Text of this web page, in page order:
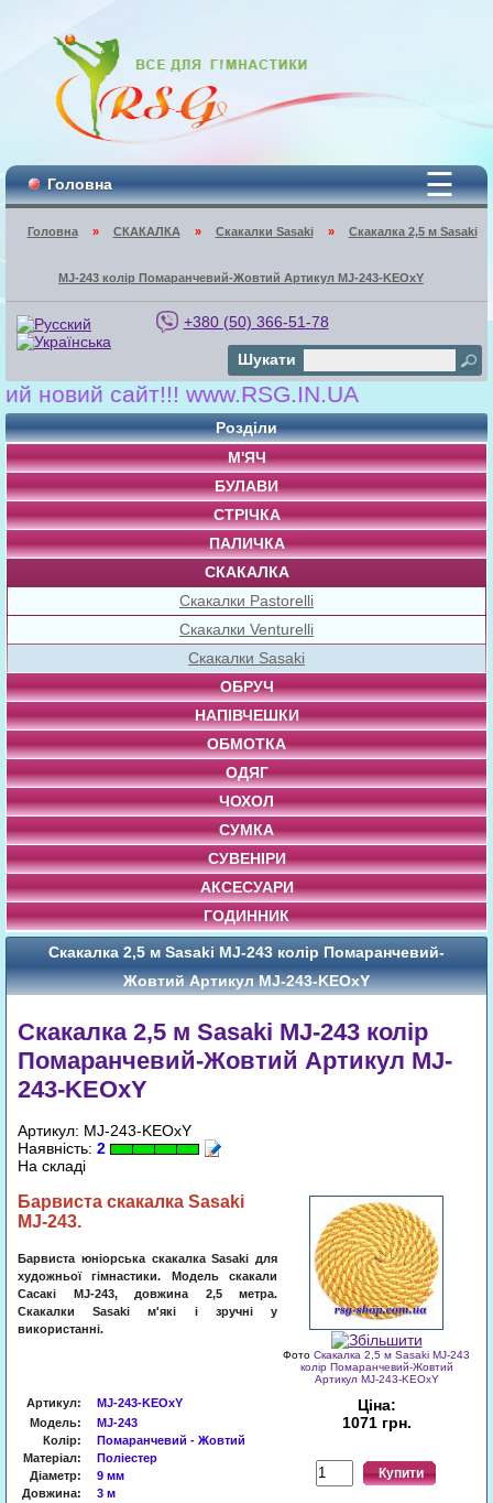
Головна ☰
Головна » СКАКАЛКА » Скакалки Sasaki » Скакалка 2,5 м Sasaki
MJ-243 колір Помаранчевий-Жовтий Артикул MJ-243-KEOxY
+380 (50) 366-51-78
Шукати
сайт!!! www.RSG.IN.UA
Розділи
М'ЯЧ
БУЛАВИ
СТРІЧКА
ПАЛИЧКА
СКАКАЛКА
Скакалки Pastorelli
Скакалки Venturelli
Скакалки Sasaki
ОБРУЧ
НАПІВЧЕШКИ
ОБМОТКА
ОДЯГ
ЧОХОЛ
СУМКА
СУВЕНІРИ
АКСЕСУАРИ
ГОДИННИК
Скакалка 2,5 м Sasaki MJ-243 колір Помаранчевий-
Жовтий Артикул MJ-243-KEOxY
Скакалка 2,5 м Sasaki MJ-243 колір
Помаранчевий-Жовтий Артикул MJ-
243-KEOxY
Артикул: MJ-243-KEOxY
Наявність: 2
На складі
Фото Скакалка 2,5 м Sasaki MJ-243
колір Помаранчевий-Жовтий
Артикул MJ-243-KEOxY
Ціна:
1071 грн.
Купити
Барвиста скакалка Sasaki
MJ-243.
Барвиста юніорська скакалка Sasaki для
художньої гімнастики. Модель скакали
Сасакі MJ-243, довжина 2,5 метра.
Скакалки Sasaki м'які і зручні у
використанні.
Артикул:
MJ-243-KEOxY
Модель:
MJ-243
Колір:
Помаранчевий - Жовтий
Матеріал:
Поліестер
Діаметр:
9 мм
Довжина:
3 м